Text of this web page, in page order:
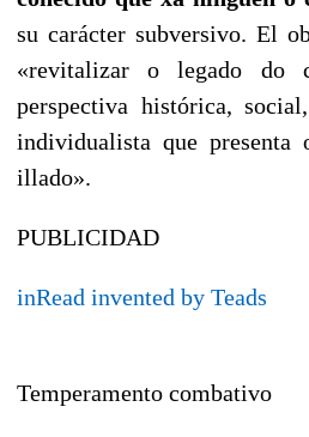
su carácter subversivo. El
«revitalizar o legado do
perspectiva histórica,
individualista que
illado».
PUBLICIDAD
inRead invented by Teads
Temperamento combativo